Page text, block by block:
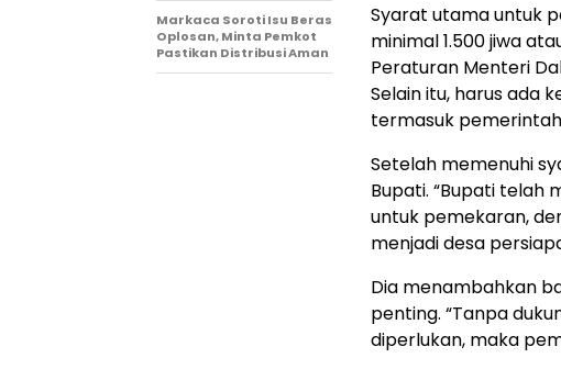
Syarat utama untuk
minimal 1.500 jiwa
Peraturan Menteri
Selain itu, harus ada
termasuk
Setelah memenuhi
Bupati. “Bupati telah
untuk pemekaran,
menjadi desa
Dia menambahkan
penting. “Tanpa
diperlukan, maka
Markaca Soroti Isu Beras
Oplosan, Minta Pemkot
Pastikan Distribusi Aman